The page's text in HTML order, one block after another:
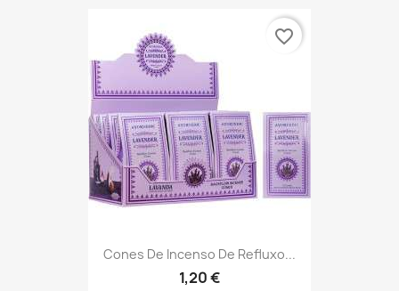
Cones De Incenso De Refluxo...
1,20 €
favorite_border